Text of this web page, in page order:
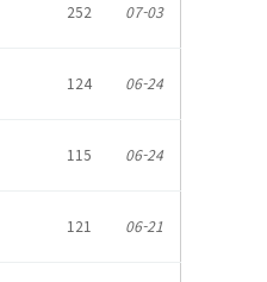
252 07-03
124 06-24
115 06-24
121 06-21